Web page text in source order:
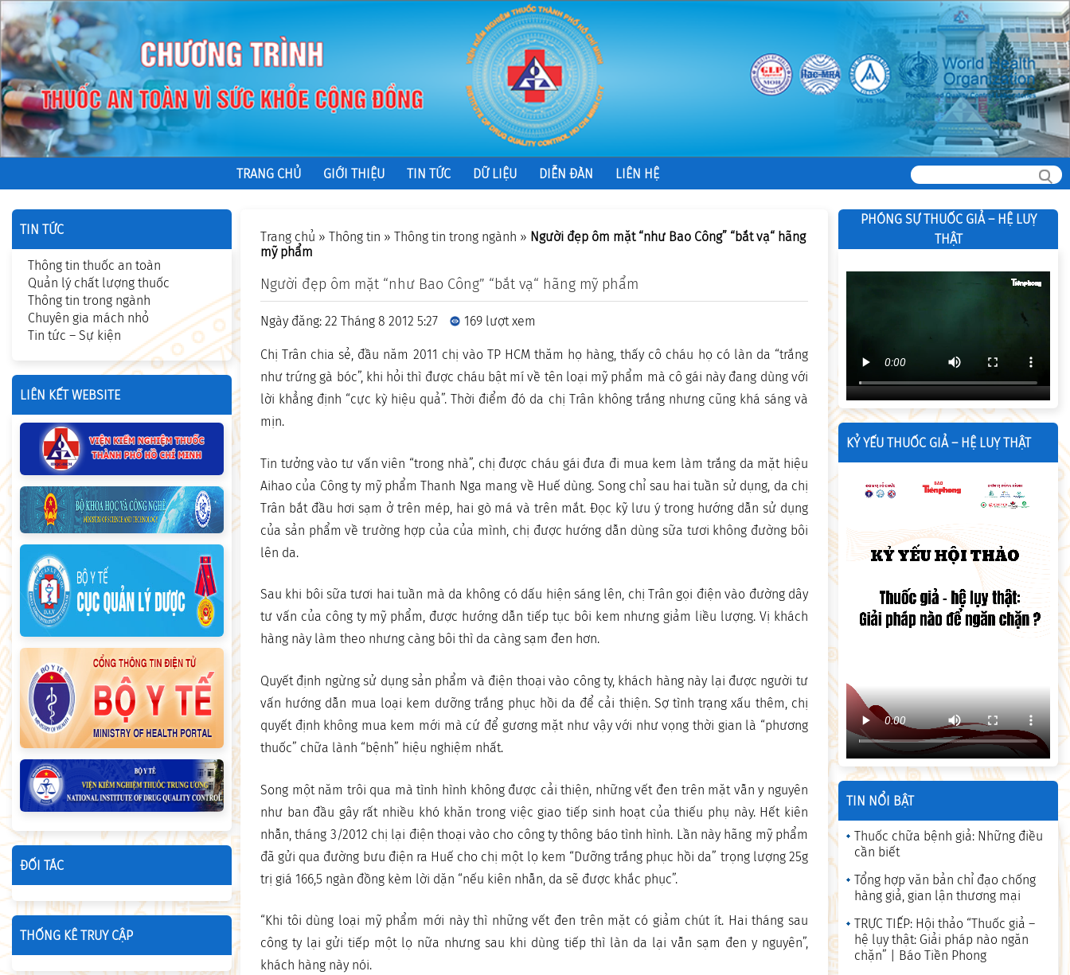
TRANG CHỦ GIỚI THIỆU TIN TỨC DỮ LIỆU DIỄN ĐÀN LIÊN HỆ
Trang chủ » Thông tin » Thông tin trong ngành » Người đẹp ôm mặt “như Bao Công” “bắt vạ“ hãng
mỹ phẩm
Người đẹp ôm mặt “như Bao Công” “bắt vạ“ hãng mỹ phẩm
Ngày đăng: 22 Tháng 8 2012 5:27 169 lượt xem
Chị Trân chia sẻ, đầu năm 2011 chị vào TP HCM thăm họ hàng, thấy cô cháu họ có làn da “trắng
như trứng gà bóc”, khi hỏi thì được cháu bật mí về tên loại mỹ phẩm mà cô gái này đang dùng với
lời khẳng định “cực kỳ hiệu quả”. Thời điểm đó da chị Trân không trắng nhưng cũng khá sáng và
mịn.
Tin tưởng vào tư vấn viên “trong nhà”, chị được cháu gái đưa đi mua kem làm trắng da mặt hiệu
Aihao của Công ty mỹ phẩm Thanh Nga mang về Huế dùng. Song chỉ sau hai tuần sử dụng, da chị
Trân bắt đầu hơi sạm ở trên mép, hai gò má và trên mắt. Đọc kỹ lưu ý trong hướng dẫn sử dụng
của sản phẩm về trường hợp của của mình, chị được hướng dẫn dùng sữa tươi không đường bôi
lên da.
Sau khi bôi sữa tươi hai tuần mà da không có dấu hiện sáng lên, chị Trân gọi điện vào đường dây
tư vấn của công ty mỹ phẩm, được hướng dẫn tiếp tục bôi kem nhưng giảm liều lượng. Vị khách
hàng này làm theo nhưng càng bôi thì da càng sạm đen hơn.
Quyết định ngừng sử dụng sản phẩm và điện thoại vào công ty, khách hàng này lại được người tư
vấn hướng dẫn mua loại kem dưỡng trắng phục hồi da để cải thiện. Sợ tình trạng xấu thêm, chị
quyết định không mua kem mới mà cứ để gương mặt như vậy với như vọng thời gian là “phương
thuốc” chữa lành “bệnh” hiệu nghiệm nhất.
Song một năm trôi qua mà tình hình không được cải thiện, những vết đen trên mặt vẫn y nguyên
như ban đầu gây rất nhiều khó khăn trong việc giao tiếp sinh hoạt của thiếu phụ này. Hết kiên
nhẫn, tháng 3/2012 chị lại điện thoại vào cho công ty thông báo tình hình. Lần này hãng mỹ phẩm
đã gửi qua đường bưu điện ra Huế cho chị một lọ kem “Dưỡng trắng phục hồi da” trọng lượng 25g
trị giá 166,5 ngàn đồng kèm lời dặn “nếu kiên nhẫn, da sẽ được khắc phục”.
“Khi tôi dùng loại mỹ phẩm mới này thì những vết đen trên mặt có giảm chút ít. Hai tháng sau
công ty lại gửi tiếp một lọ nữa nhưng sau khi dùng tiếp thì làn da lại vẫn sạm đen y nguyên”,
khách hàng này nói.
TIN TỨC
Thông tin thuốc an toàn
Quản lý chất lượng thuốc
Thông tin trong ngành
Chuyên gia mách nhỏ
Tin tức – Sự kiện
LIÊN KẾT WEBSITE
ĐỐI TÁC
THỐNG KÊ TRUY CẬP
PHÓNG SỰ THUỐC GIẢ – HỆ LUỴ
THẬT
KỶ YẾU THUỐC GIẢ – HỆ LUỴ THẬT
TIN NỔI BẬT
Thuốc chữa bệnh giả: Những điều
cần biết
Tổng hợp văn bản chỉ đạo chống
hàng giả, gian lận thương mại
TRỰC TIẾP: Hội thảo “Thuốc giả –
hệ lụy thật: Giải pháp nào ngăn
chặn” | Báo Tiền Phong